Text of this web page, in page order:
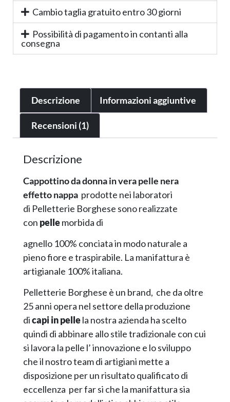
Cambio taglia gratuito entro 30 giorni
Possibilità di pagamento in contanti alla
consegna
Descrizione Informazioni aggiuntive
Recensioni (1)
Descrizione
Cappottino da donna in vera pelle nera
effetto nappa prodotte nei laboratori
di Pelletterie Borghese sono realizzate
con pellemorbida di
agnello 100% conciata in modo naturale a
pieno fiore e traspirabile. La manifattura è
artigianale 100% italiana.
Pelletterie Borghese è un brand, che da oltre
25 anni opera nel settore della produzione
dicapi in pellela nostra azienda ha scelto
quindi di abbinare allo stile tradizionale con cui
si lavora la pelle l’ innovazione e lo sviluppo
che il nostro team di artigiani mette a
disposizione per un risultato qualificato di
eccellenza per far si che la manifattura sia